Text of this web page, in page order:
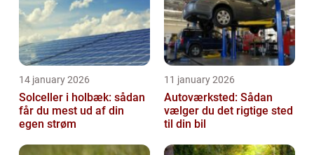
14 january 2026
Solceller i holbæk: sådan
får du mest ud af din
egen strøm
11 january 2026
Autoværksted: Sådan
vælger du det rigtige sted
til din bil